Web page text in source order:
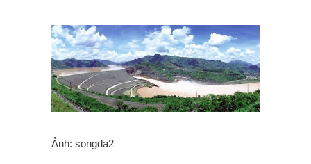
Ảnh: songda2